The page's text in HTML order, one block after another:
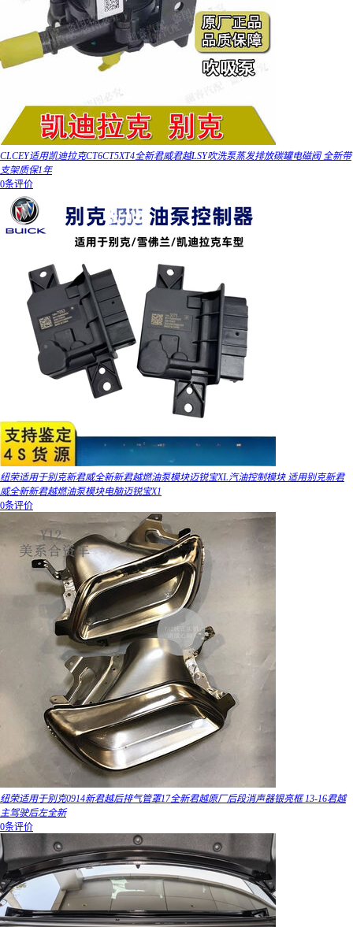
CLCEY适用凯迪拉克CT6CT5XT4全新君威君越LSY吹洗泵蒸发排放碳罐电磁阀 全新带
支架质保1年
0条评价
纽荣适用于别克新君威全新新君越燃油泵模块迈锐宝XL汽油控制模块 适用别克新君
威全新新君越燃油泵模块电脑迈锐宝X1
0条评价
纽荣适用于别克0914新君越后排气管罩17全新君越原厂后段消声器银亮框 13-16君越
主驾驶后左全新
0条评价